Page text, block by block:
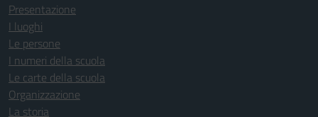
Presentazione
I luoghi
Le persone
I numeri della scuola
Le carte della scuola
Organizzazione
La storia